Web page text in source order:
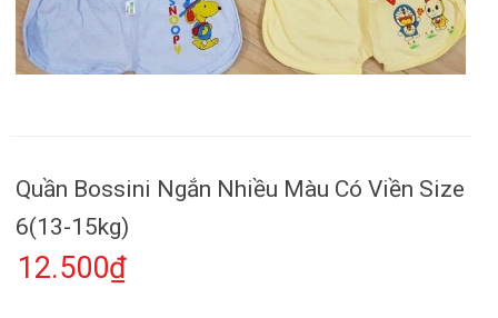
Quần Bossini Ngắn Nhiều Màu Có Viền Size
6(13-15kg)
12.500₫